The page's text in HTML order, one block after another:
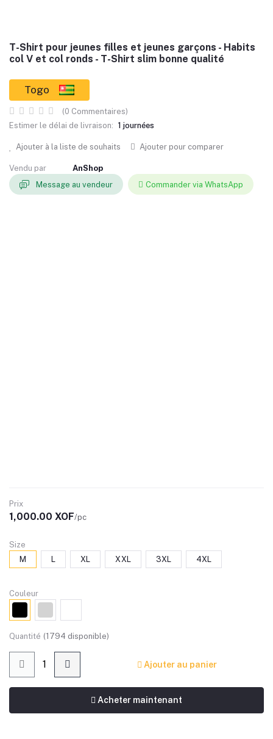
T-Shirt pour jeunes filles et jeunes garçons - Habits
col V et col ronds - T-Shirt slim bonne qualité
Togo
(0 Commentaires)
Estimer le délai de livraison: 1 journées
Ajouter à la liste de souhaits Ajouter pour comparer
Vendu par
AnShop
Message au vendeur
Commander via WhatsApp
Prix
1,000.00 XOF/pc
Size
M
L XL XXL 3XL 4XL
Couleur
Quantité (1794 disponible)
Ajouter au panier
Acheter maintenant